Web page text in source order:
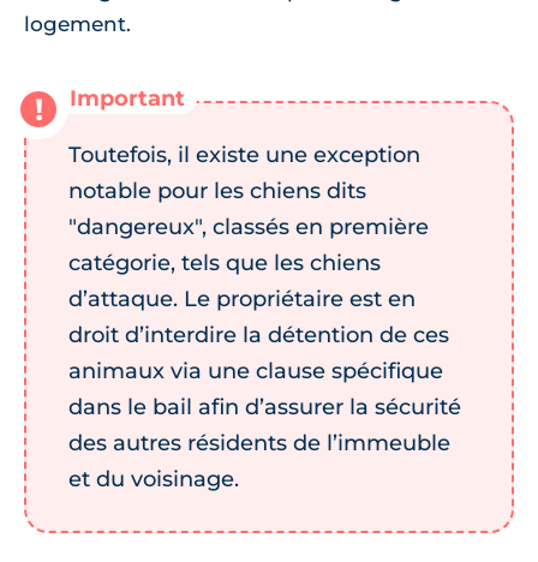
logement.
Toutefois, il existe une exception
notable pour les chiens dits
"dangereux", classés en première
catégorie, tels que les chiens
d’attaque. Le propriétaire est en
droit d’interdire la détention de ces
animaux via une clause spécifique
dans le bail afin d’assurer la sécurité
des autres résidents de l’immeuble
et du voisinage.